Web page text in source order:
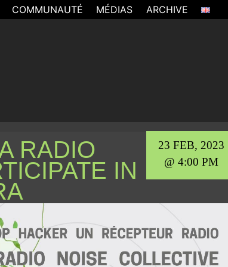
COMMUNAUTÉ MÉDIAS ARCHIVE
23 FEB, 2023
@ 4:00 PM
RADIO
IN